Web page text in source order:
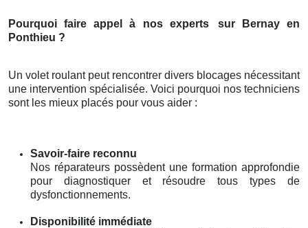
Pourquoi faire appel à nos experts
sur Bernay en
Ponthieu ?
Un volet roulant peut rencontrer divers blocages nécessitant
une intervention spécialisée. Voici pourquoi nos techniciens
sont les mieux placés pour vous aider :
Savoir-faire reconnu
Nos réparateurs possèdent une formation approfondie
pour diagnostiquer et résoudre tous types de
dysfonctionnements.
Disponibilité immédiate